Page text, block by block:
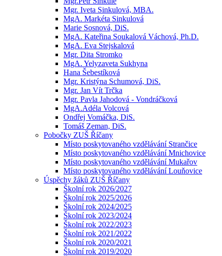
Mgr. Iveta Sinkulová, MBA.
MgA. Markéta Sinkulová
Marie Sosnová, DiS.
MgA. Kateřina Soukalová Váchová, Ph.D.
MgA. Eva Stejskalová
Mgr. Dita Stromko
MgA. Yelyzaveta Sukhyna
Hana Šebestíková
Mgr. Kristýna Schumová, DiS.
Mgr. Jan Vít Trčka
Mgr. Pavla Jahodová - Vondráčková
MgA.Adéla Volcová
Ondřej Vomáčka, DiS.
Tomáš Zeman, DiS.
Pobočky ZUŠ Říčany
Místo poskytovaného vzdělávání Strančice
Místo poskytovaného vzdělávání Mnichovice
Místo poskytovaného vzdělávání Mukařov
Místo poskytovaného vzdělávání Louňovice
Úspěchy žáků ZUŠ Říčany
Školní rok 2026/2027
Školní rok 2025/2026
Školní rok 2024/2025
Školní rok 2023/2024
Školní rok 2022/2023
Školní rok 2021/2022
Školní rok 2020/2021
Školní rok 2019/2020